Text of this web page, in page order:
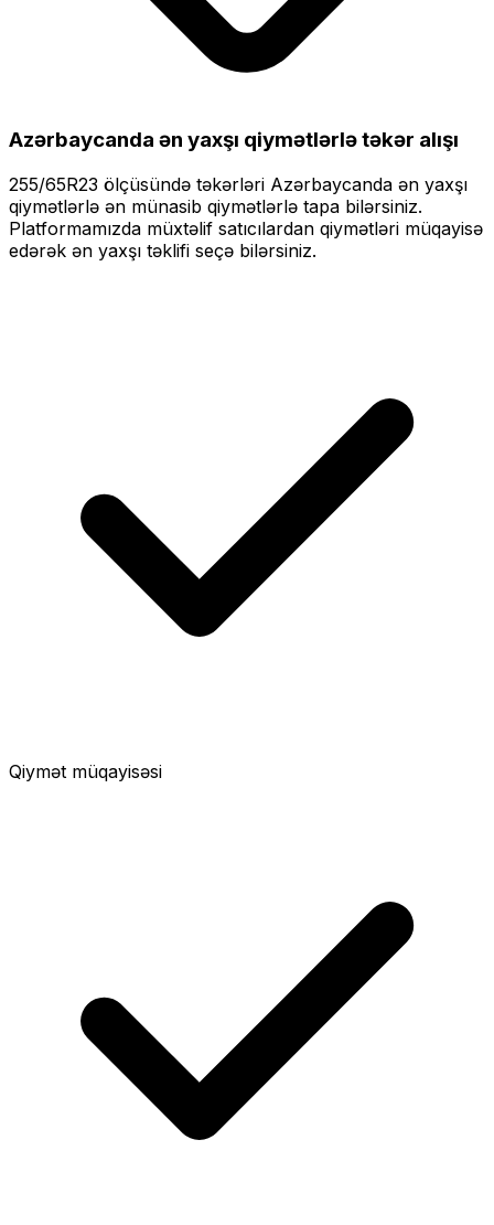
Azərbaycanda ən yaxşı qiymətlərlətəkər alışı
255/65R23 ölçüsündə təkərləri Azərbaycanda ən yaxşı
qiymətlərlə ən münasib qiymətlərlə tapa bilərsiniz.
Platformamızda müxtəlif satıcılardan qiymətləri müqayisə
edərək ən yaxşı təklifi seçə bilərsiniz.
Qiymət müqayisəsi